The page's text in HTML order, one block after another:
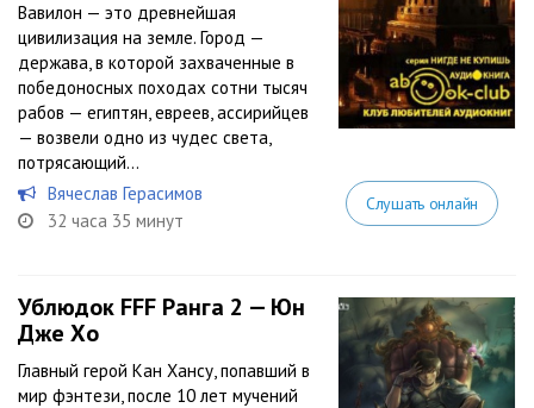
Вавилон — это древнейшая
цивилизация на земле. Город —
держава, в которой захваченные в
победоносных походах сотни тысяч
рабов — египтян, евреев, ассирийцев
— возвели одно из чудес света,
потрясающий...
Вячеслав Герасимов
32 часа 35 минут
Слушать онлайн
Ублюдок FFF Ранга 2 — Юн
Дже Хо
Главный герой Кан Хансу, попавший в
мир фэнтези, после 10 лет мучений